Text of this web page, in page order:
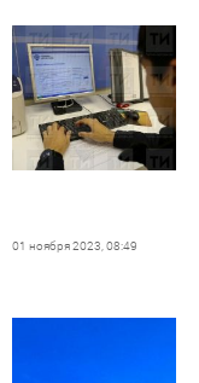
01 ноября 2023, 08:49